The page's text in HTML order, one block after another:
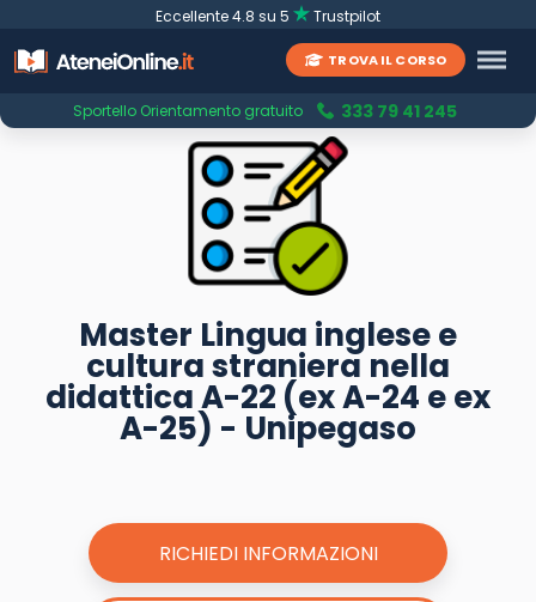
Eccellente 4.8 su 5 Trustpilot
TROVA IL CORSO
Sportello Orientamento gratuito 333 79 41 245
Master Lingua inglese e
cultura straniera nella
didattica A-22 (ex A-24 e ex
A-25) - Unipegaso
RICHIEDI INFORMAZIONI